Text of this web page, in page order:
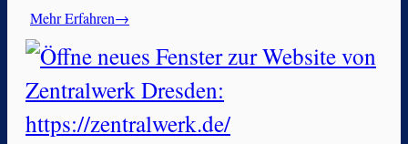
Mehr Erfahren→